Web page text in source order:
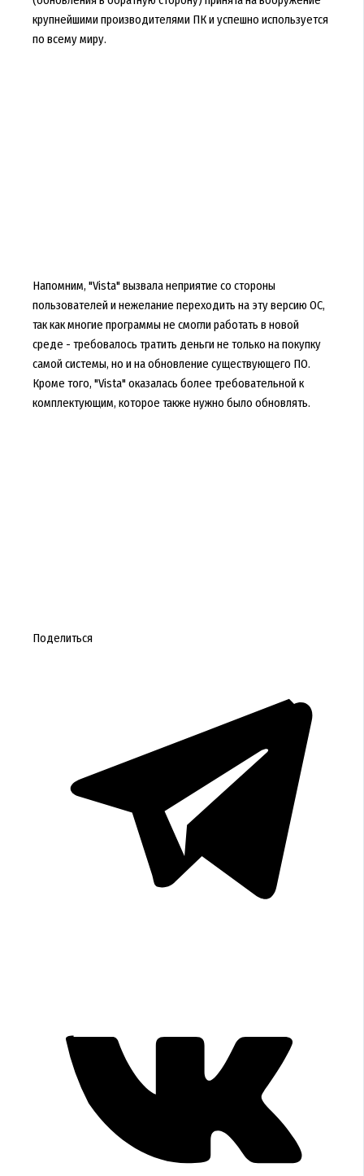
крупнейшими производителями ПК и успешно используется
по всему миру.
Напомним, "Vista" вызвала неприятие со стороны
пользователей и нежелание переходить на эту версию ОС,
так как многие программы не смогли работать в новой
среде - требовалось тратить деньги не только на покупку
самой системы, но и на обновление существующего ПО.
Кроме того, "Vista" оказалась более требовательной к
комплектующим, которое также нужно было обновлять.
Поделиться